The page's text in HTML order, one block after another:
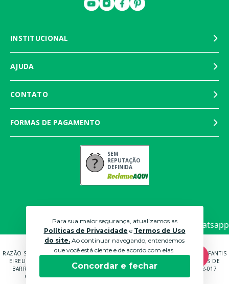
Para sua maior segurança, atualizamos as
Políticas de Privacidade e Termos de Uso
do site. Ao continuar navegando, entendemos
que você está ciente e de acordo com elas.
Concordar e fechar
INSTITUCIONAL
AJUDA
CONTATO
FORMAS DE PAGAMENTO
SEM
REPUTAÇÃO
DEFINIDA
RAZÃO SOCIAL: MARTINS PANTALEÃO COMÉRCIO DE MÓVEIS E ROUPAS INFANTIS
EIRELI EPP CNPJ: 04.591.672/0001-70 ENDEREÇO: RUA ANTÔNIO CARLOS DE
BARROS BRUNI, 232, QUADRA B LOTE 14 SOROCABA - SP - CEP: 18052-017
© 2021 LOJAS BICHO PAPÃO. TODOS OS DIREITOS RESERVADOS.